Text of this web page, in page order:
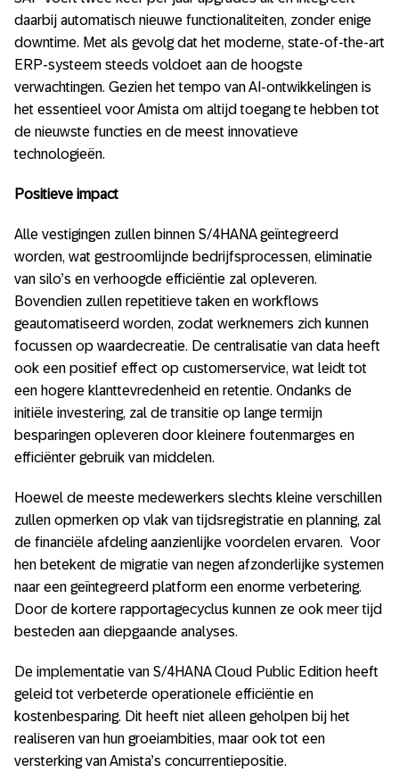
daarbij automatisch nieuwe functionaliteiten, zonder enige
downtime. Met als gevolg dat het moderne, state-of-the-art
ERP-systeem steeds voldoet aan de hoogste
verwachtingen. Gezien het tempo van AI-ontwikkelingen is
het essentieel voor Amista om altijd toegang te hebben tot
de nieuwste functies en de meest innovatieve
technologieën.
Positieve impact
Alle vestigingen zullen binnen S/4HANA geïntegreerd
worden, wat gestroomlijnde bedrijfsprocessen, eliminatie
van silo’s en verhoogde efficiëntie zal opleveren.
Bovendien zullen repetitieve taken en workflows
geautomatiseerd worden, zodat werknemers zich kunnen
focussen op waardecreatie. De centralisatie van data heeft
ook een positief effect op customerservice, wat leidt tot
een hogere klanttevredenheid en retentie. Ondanks de
initiële investering, zal de transitie op lange termijn
besparingen opleveren door kleinere foutenmarges en
efficiënter gebruik van middelen.
Hoewel de meeste medewerkers slechts kleine verschillen
zullen opmerken op vlak van tijdsregistratie en planning, zal
de financiële afdeling aanzienlijke voordelen ervaren. Voor
hen betekent de migratie van negen afzonderlijke systemen
naar een geïntegreerd platform een enorme verbetering.
Door de kortere rapportagecyclus kunnen ze ook meer tijd
besteden aan diepgaande analyses.
De implementatie van S/4HANA Cloud Public Edition heeft
geleid tot verbeterde operationele efficiëntie en
kostenbesparing. Dit heeft niet alleen geholpen bij het
realiseren van hun groeiambities, maar ook tot een
versterking van Amista’s concurrentiepositie.